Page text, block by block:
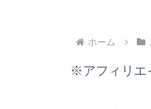
ホーム
※アフィリエ